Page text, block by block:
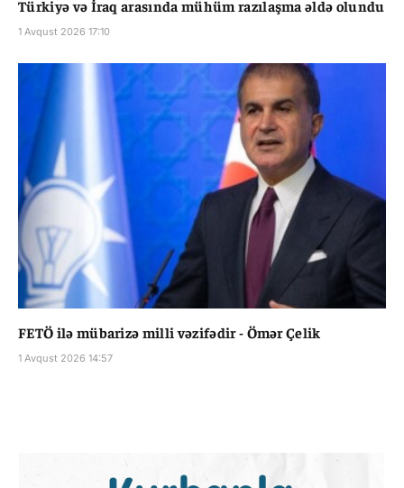
Türkiyə və İraq arasında mühüm razılaşma əldə olundu
1 Avqust 2026 17:10
FETÖ ilə mübarizə milli vəzifədir - Ömər Çelik
1 Avqust 2026 14:57